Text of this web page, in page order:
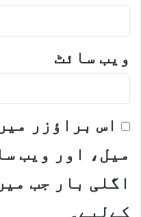
ویب‌ سائٹ
اس براؤزر
میل، اور ویب
اگلی بار جب
کےلیے۔